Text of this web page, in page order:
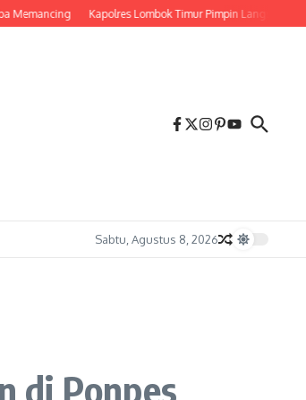
Kapolres Lombok Timur Pimpin Langsung
Sabtu, Agustus 8, 2026
di Ponpes